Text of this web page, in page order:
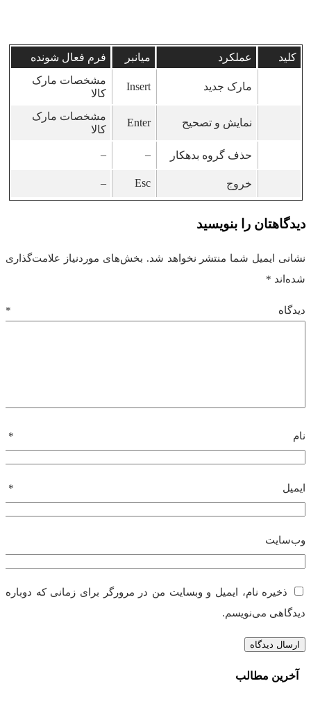
کلید عملکرد میانبر فرم فعال شونده
مارک جدید Insert
مشخصات مارک
کالا
نمایش و تصحیح Enter
مشخصات مارک
کالا
حذف گروه بدهکار –
–
خروج Esc
–
دیدگاهتان را بنویسید
نشانی ایمیل شما منتشر نخواهد شد. بخش‌های موردنیاز علامت‌گذاری
شده‌اند *
دیدگاه *
نام *
ایمیل *
وب‌سایت
ذخیره نام، ایمیل و وبسایت من در مرورگر برای زمانی که دوباره
دیدگاهی می‌نویسم.
آخرین مطالب